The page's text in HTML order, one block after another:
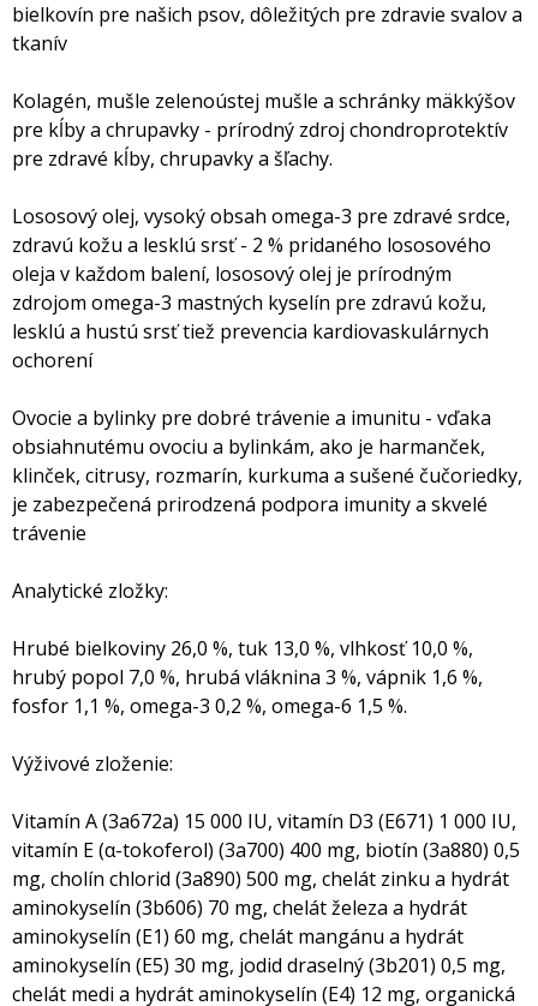
bielkovín pre našich psov, dôležitých pre zdravie svalov a
tkanív
Kolagén, mušle zelenoústej mušle a schránky mäkkýšov
pre kĺby a chrupavky - prírodný zdroj chondroprotektív
pre zdravé kĺby, chrupavky a šľachy.
Lososový olej, vysoký obsah omega-3 pre zdravé srdce,
zdravú kožu a lesklú srsť - 2 % pridaného lososového
oleja v každom balení, lososový olej je prírodným
zdrojom omega-3 mastných kyselín pre zdravú kožu,
lesklú a hustú srsť tiež prevencia kardiovaskulárnych
ochorení
Ovocie a bylinky pre dobré trávenie a imunitu - vďaka
obsiahnutému ovociu a bylinkám, ako je harmanček,
klinček, citrusy, rozmarín, kurkuma a sušené čučoriedky,
je zabezpečená prirodzená podpora imunity a skvelé
trávenie
Analytické zložky:
Hrubé bielkoviny 26,0 %, tuk 13,0 %, vlhkosť 10,0 %,
hrubý popol 7,0 %, hrubá vláknina 3 %, vápnik 1,6 %,
fosfor 1,1 %, omega-3 0,2 %, omega-6 1,5 %.
Výživové zloženie:
Vitamín A (3a672a) 15 000 IU, vitamín D3 (E671) 1 000 IU,
vitamín E (α-tokoferol) (3a700) 400 mg, biotín (3a880) 0,5
mg, cholín chlorid (3a890) 500 mg, chelát zinku a hydrát
aminokyselín (3b606) 70 mg, chelát železa a hydrát
aminokyselín (E1) 60 mg, chelát mangánu a hydrát
aminokyselín (E5) 30 mg, jodid draselný (3b201) 0,5 mg,
chelát medi a hydrát aminokyselín (E4) 12 mg, organická